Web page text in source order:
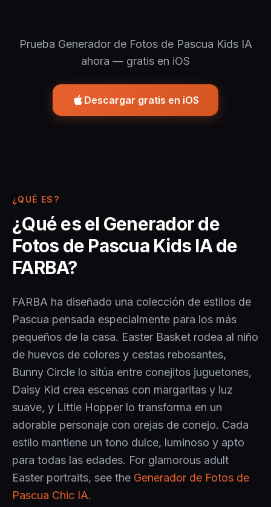
Prueba Generador de Fotos de Pascua Kids IA
ahora — gratis en iOS
Descargar gratis en iOS
¿QUÉ ES?
¿Qué es el Generador de
Fotos de Pascua Kids IA de
FARBA?
FARBA ha diseñado una colección de estilos de
Pascua pensada especialmente para los más
pequeños de la casa. Easter Basket rodea al niño
de huevos de colores y cestas rebosantes,
Bunny Circle lo sitúa entre conejitos juguetones,
Daisy Kid crea escenas con margaritas y luz
suave, y Little Hopper lo transforma en un
adorable personaje con orejas de conejo. Cada
estilo mantiene un tono dulce, luminoso y apto
para todas las edades. For glamorous adult
Easter portraits, see the Generador de Fotos de
Pascua Chic IA.